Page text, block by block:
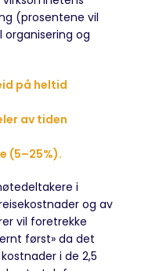
(prosentene vil
organisering og
på heltid
av tiden
(5–25%).
i
og av
vil foretrekke
først» da det
i de 2,5